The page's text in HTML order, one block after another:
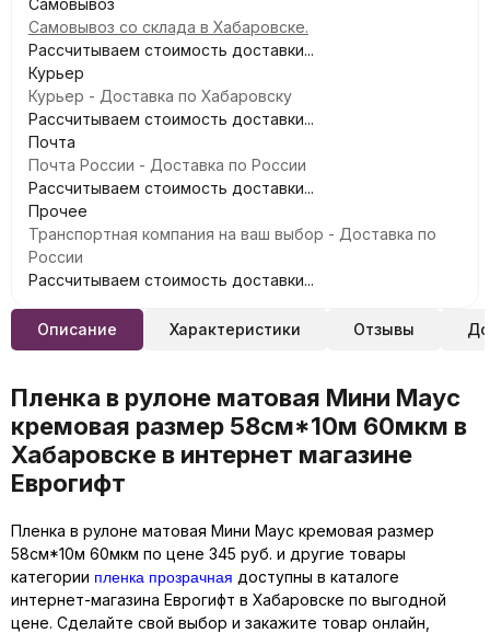
Самовывоз со склада в Хабаровске.
Рассчитываем стоимость доставки...
Курьер
Курьер - Доставка по Хабаровску
Рассчитываем стоимость доставки...
Почта
Почта России - Доставка по России
Рассчитываем стоимость доставки...
Прочее
Транспортная компания на ваш выбор - Доставка по
России
Рассчитываем стоимость доставки...
Описание Характеристики Отзывы
Пленка в рулоне матовая Мини Маус
кремовая размер 58см*10м 60мкм в
Хабаровске в интернет магазине
Еврогифт
Пленка в рулоне матовая Мини Маус кремовая размер
58см*10м 60мкм по цене 345 руб. и другие товары
категории пленка прозрачная доступны в каталоге
интернет-магазина Еврогифт в Хабаровске по выгодной
цене. Сделайте свой выбор и закажите товар онлайн,